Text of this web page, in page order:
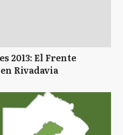
2013: El Frente
Rivadavia